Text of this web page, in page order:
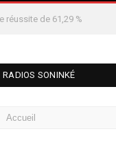
réussite de 61,29 %
RADIOS SONINKÉ